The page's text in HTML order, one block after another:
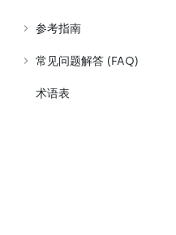
参考指南
常见问题解答 (FAQ)
术语表